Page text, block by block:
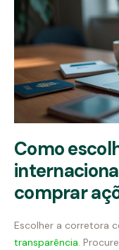
Como
comprar
Escolher a corretora
transparência.